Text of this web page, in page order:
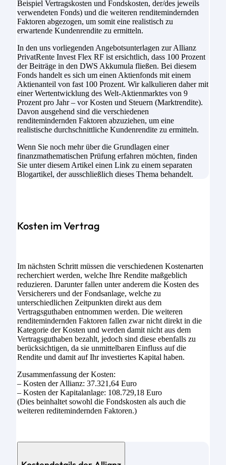
Beispiel Vertragskosten und Fondskosten, der/des jeweils
verwendeten Fonds) und die weiteren renditemindernden
Faktoren abgezogen, um somit eine realistisch zu
erwartende Kundenrendite zu ermitteln.
In den uns vorliegenden Angebotsunterlagen zur Allianz
PrivatRente Invest Flex RF ist ersichtlich, dass 100 Prozent
der Beiträge in den DWS Akkumula fließen. Bei diesem
Fonds handelt es sich um einen Aktienfonds mit einem
Aktienanteil von fast 100 Prozent. Wir kalkulieren daher mit
einer Wertentwicklung des Welt-Aktienmarktes von 9
Prozent pro Jahr – vor Kosten und Steuern (Marktrendite).
Davon ausgehend sind die verschiedenen
renditemindernden Faktoren abzuziehen, um eine
realistische durchschnittliche Kundenrendite zu ermitteln.
Wenn Sie noch mehr über die Grundlagen einer
finanzmathematischen Prüfung erfahren möchten, finden
Sie unter diesem Artikel einen Link zu einem separaten
Blogartikel, der ausschließlich dieses Thema behandelt.
Kosten im Vertrag
Im nächsten Schritt müssen die verschiedenen Kostenarten
recherchiert werden, welche Ihre Rendite maßgeblich
reduzieren. Darunter fallen unter anderem die Kosten des
Versicherers und der Fondsanlage, welche zu
unterschiedlichen Zeitpunkten direkt aus dem
Vertragsguthaben entnommen werden. Die weiteren
renditemindernden Faktoren fallen zwar nicht direkt in die
Kategorie der Kosten und werden damit nicht aus dem
Vertragsguthaben bezahlt, jedoch sind diese ebenfalls zu
berücksichtigen, da sie unmittelbaren Einfluss auf die
Rendite und damit auf Ihr investiertes Kapital haben.
Zusammenfassung der Kosten:
– Kosten der Allianz: 37.321,64 Euro
– Kosten der Kapitalanlage: 108.729,18 Euro
(Dies beinhaltet sowohl die Fondskosten als auch die
weiteren reditemindernden Faktoren.)